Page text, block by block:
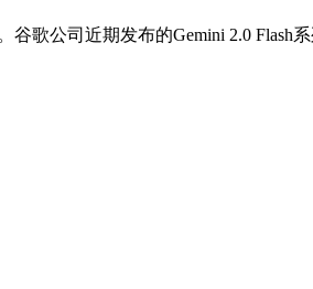
歌公司近期发布的Gemini 2.0 Flash